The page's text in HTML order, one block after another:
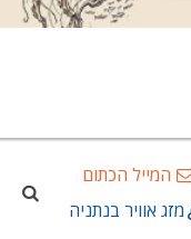
המייל הכתום
מזג אוויר בנתניה